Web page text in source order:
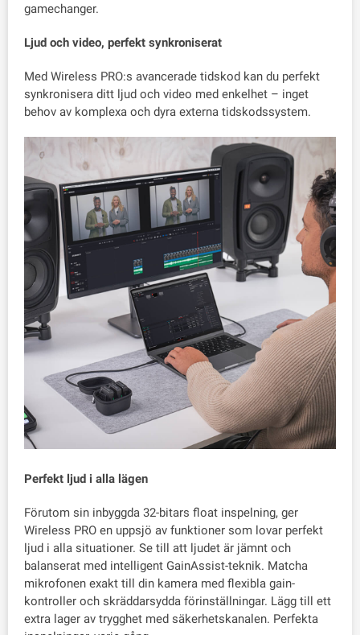
gamechanger.
Ljud och video, perfekt synkroniserat
Med Wireless PRO:s avancerade tidskod kan du perfekt
synkronisera ditt ljud och video med enkelhet – inget
behov av komplexa och dyra externa tidskodssystem.
Perfekt ljud i alla lägen
Förutom sin inbyggda 32-bitars float inspelning, ger
Wireless PRO en uppsjö av funktioner som lovar perfekt
ljud i alla situationer. Se till att ljudet är jämnt och
balanserat med intelligent GainAssist-teknik. Matcha
mikrofonen exakt till din kamera med flexibla gain-
kontroller och skräddarsydda förinställningar. Lägg till ett
extra lager av trygghet med säkerhetskanalen. Perfekta